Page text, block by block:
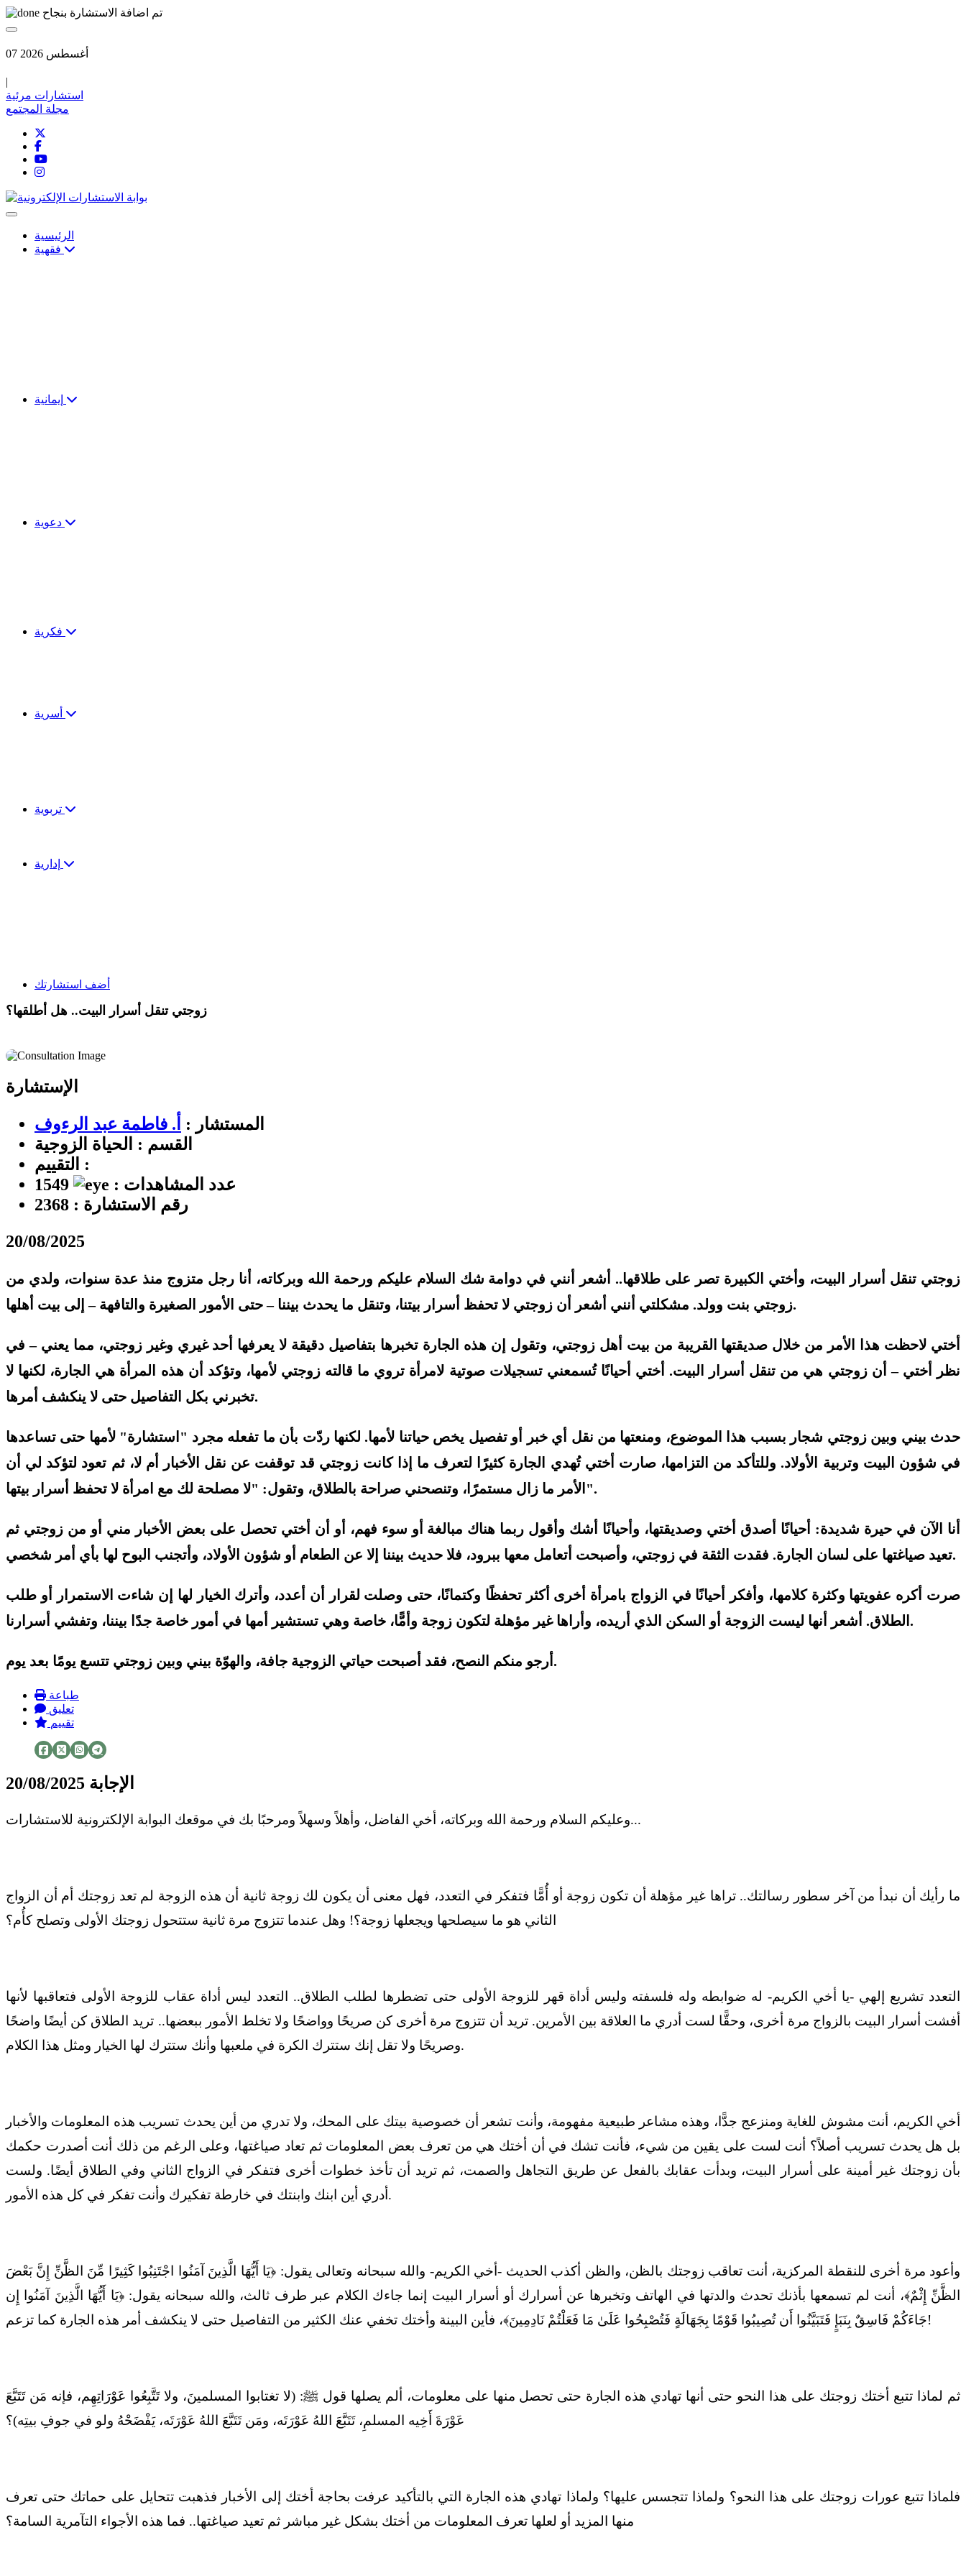
تم اضافة الاستشارة بنجاح
07 أغسطس 2026
|
استشارات مرئية
مجلة المجتمع
الرئيسية
أضف استشارتك
زوجتي تنقل أسرار البيت.. هل أطلقها؟
الإستشارة
المستشار :
أ. فاطمة عبد الرءوف
القسم :
الحياة الزوجية
التقييم :
عدد المشاهدات :
رقم الاستشارة : 2368
20/08/2025
زوجتي تنقل أسرار البيت، وأختي الكبيرة تصر على طلاقها.. أشعر أنني في دوامة شك السلام عليكم ورحمة الله وبركاته، أنا رجل متزوج منذ عدة سنوات، ولدي من
زوجتي بنت وولد. مشكلتي أنني أشعر أن زوجتي لا تحفظ أسرار بيتنا، وتنقل ما يحدث بيننا – حتى الأمور الصغيرة والتافهة – إلى بيت أهلها.
أختي لاحظت هذا الأمر من خلال صديقتها القريبة من بيت أهل زوجتي، وتقول إن هذه الجارة تخبرها بتفاصيل دقيقة لا يعرفها أحد غيري وغير زوجتي، مما يعني – في
نظر أختي – أن زوجتي هي من تنقل أسرار البيت. أختي أحيانًا تُسمعني تسجيلات صوتية لامرأة تروي ما قالته زوجتي لأمها، وتؤكد أن هذه المرأة هي الجارة، لكنها لا
تخبرني بكل التفاصيل حتى لا ينكشف أمرها.
حدث بيني وبين زوجتي شجار بسبب هذا الموضوع، ومنعتها من نقل أي خبر أو تفصيل يخص حياتنا لأمها. لكنها ردّت بأن ما تفعله مجرد "استشارة" لأمها حتى تساعدها
في شؤون البيت وتربية الأولاد. وللتأكد من التزامها، صارت أختي تُهدي الجارة كثيرًا لتعرف ما إذا كانت زوجتي قد توقفت عن نقل الأخبار أم لا، ثم تعود لتؤكد لي أن
الأمر ما زال مستمرًا، وتنصحني صراحة بالطلاق، وتقول: "لا مصلحة لك مع امرأة لا تحفظ أسرار بيتها".
أنا الآن في حيرة شديدة: أحيانًا أصدق أختي وصديقتها، وأحيانًا أشك وأقول ربما هناك مبالغة أو سوء فهم، أو أن أختي تحصل على بعض الأخبار مني أو من زوجتي ثم
تعيد صياغتها على لسان الجارة. فقدت الثقة في زوجتي، وأصبحت أتعامل معها ببرود، فلا حديث بيننا إلا عن الطعام أو شؤون الأولاد، وأتجنب البوح لها بأي أمر شخصي.
صرت أكره عفويتها وكثرة كلامها، وأفكر أحيانًا في الزواج بامرأة أخرى أكثر تحفظًا وكتمانًا، حتى وصلت لقرار أن أعدد، وأترك الخيار لها إن شاءت الاستمرار أو طلب
الطلاق. أشعر أنها ليست الزوجة أو السكن الذي أريده، وأراها غير مؤهلة لتكون زوجة وأمًّا، خاصة وهي تستشير أمها في أمور خاصة جدًا بيننا، وتفشي أسرارنا.
أرجو منكم النصح، فقد أصبحت حياتي الزوجية جافة، والهوّة بيني وبين زوجتي تتسع يومًا بعد يوم.
طباعة
تعليق
تقييم
الإجابة 20/08/2025
وعليكم السلام ورحمة الله وبركاته، أخي الفاضل، وأهلاً وسهلاً ومرحبًا بك في موقعك البوابة الإلكترونية للاستشارات...
ما رأيك أن نبدأ من آخر سطور رسالتك.. تراها غير مؤهلة أن تكون زوجة أو أُمًّا فتفكر في التعدد، فهل معنى أن يكون لك زوجة ثانية أن هذه الزوجة لم تعد زوجتك أم أن الزواج
الثاني هو ما سيصلحها ويجعلها زوجة؟! وهل عندما تتزوج مرة ثانية ستتحول زوجتك الأولى وتصلح كأُم؟
التعدد تشريع إلهي -يا أخي الكريم- له ضوابطه وله فلسفته وليس أداة قهر للزوجة الأولى حتى تضطرها لطلب الطلاق.. التعدد ليس أداة عقاب للزوجة الأولى فتعاقبها لأنها
أفشت أسرار البيت بالزواج مرة أخرى، وحقًّا لست أدري ما العلاقة بين الأمرين. تريد أن تتزوج مرة أخرى كن صريحًا وواضحًا ولا تخلط الأمور ببعضها.. تريد الطلاق كن أيضًا واضحًا
وصريحًا ولا تقل إنك ستترك الكرة في ملعبها وأنك ستترك لها الخيار ومثل هذا الكلام.
أخي الكريم، أنت مشوش للغاية ومنزعج جدًّا، وهذه مشاعر طبيعية مفهومة، وأنت تشعر أن خصوصية بيتك على المحك، ولا تدري من أين يحدث تسريب هذه المعلومات والأخبار
بل هل يحدث تسريب أصلاً؟ أنت لست على يقين من شيء، فأنت تشك في أن أختك هي من تعرف بعض المعلومات ثم تعاد صياغتها، وعلى الرغم من ذلك أنت أصدرت حكمك
بأن زوجتك غير أمينة على أسرار البيت، وبدأت عقابك بالفعل عن طريق التجاهل والصمت، ثم تريد أن تأخذ خطوات أخرى فتفكر في الزواج الثاني وفي الطلاق أيضًا. ولست
أدري أين ابنك وابنتك في خارطة تفكيرك وأنت تفكر في كل هذه الأمور.
وأعود مرة أخرى للنقطة المركزية، أنت تعاقب زوجتك بالظن، والظن أكذب الحديث -أخي الكريم- والله سبحانه وتعالى يقول: ﴿يَا أَيُّهَا الَّذِينَ آمَنُوا اجْتَنِبُوا كَثِيرًا مِّنَ الظَّنِّ إِنَّ بَعْضَ
الظَّنِّ إِثْمٌ﴾، أنت لم تسمعها بأذنك تحدث والدتها في الهاتف وتخبرها عن أسرارك أو أسرار البيت إنما جاءك الكلام عبر طرف ثالث، والله سبحانه يقول: ﴿يَا أَيُّهَا الَّذِينَ آمَنُوا إِن
جَاءَكُمْ فَاسِقٌ بِنَبَإٍ فَتَبَيَّنُوا أَن تُصِيبُوا قَوْمًا بِجَهَالَةٍ فَتُصْبِحُوا عَلَىٰ مَا فَعَلْتُمْ نَادِمِينَ﴾، فأين البينة وأختك تخفي عنك الكثير من التفاصيل حتى لا ينكشف أمر هذه الجارة كما تزعم!
ثم لماذا تتبع أختك زوجتك على هذا النحو حتى أنها تهادي هذه الجارة حتى تحصل منها على معلومات، ألم يصلها قول ﷺ: (لا تغتابوا المسلمينَ، ولا تَتَّبِعُوا عَوْرَاتِهِم، فإنه مَن تَتَبَّعَ
عَوْرَةَ أَخِيه المسلمِ، تَتَبَّعَ اللهُ عَوْرَتَه، ومَن تَتَبَّعَ اللهُ عَوْرَتَه، يَفْضَحْهُ ولو في جوفِ بيتِه)؟
فلماذا تتبع عورات زوجتك على هذا النحو؟ ولماذا تتجسس عليها؟ ولماذا تهادي هذه الجارة التي بالتأكيد عرفت بحاجة أختك إلى الأخبار فذهبت تتحايل على حماتك حتى تعرف
منها المزيد أو لعلها تعرف المعلومات من أختك بشكل غير مباشر ثم تعيد صياغتها.. فما هذه الأجواء التآمرية السامة؟